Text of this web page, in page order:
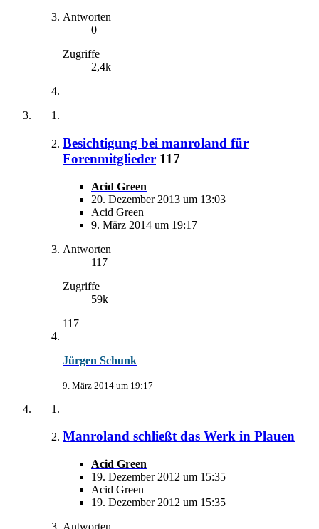
Antworten
0
Zugriffe
2,4k
Besichtigung bei manroland für
Forenmitglieder 117
Acid Green
20. Dezember 2013 um 13:03
Acid Green
9. März 2014 um 19:17
Antworten
117
Zugriffe
59k
117
Jürgen Schunk
9. März 2014 um 19:17
Manroland schließt das Werk in Plauen
Acid Green
19. Dezember 2012 um 15:35
Acid Green
19. Dezember 2012 um 15:35
Antworten